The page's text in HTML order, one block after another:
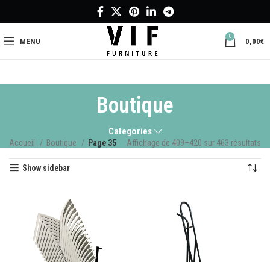
MENU
0
0,00€
Boutique
Categories
Accueil Boutique Page 35 Affichage de 409–420 sur 463 résultats
Show sidebar